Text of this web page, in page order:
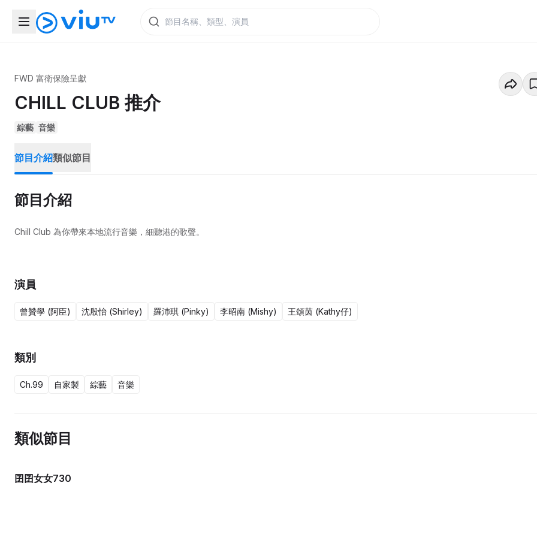
FWD 富衛保險呈獻
CHILL CLUB 推介
綜藝 音樂
節目介紹類似節目
節目介紹
Chill Club 為你帶來本地流行音樂，細聽港的歌聲。
演員
曾贊學 (阿臣) 沈殷怡 (Shirley) 羅沛琪 (Pinky) 李昭南 (Mishy) 王頌茵 (Kathy仔)
類別
Ch.99 自家製 綜藝 音樂
類似節目
囝囝女女730